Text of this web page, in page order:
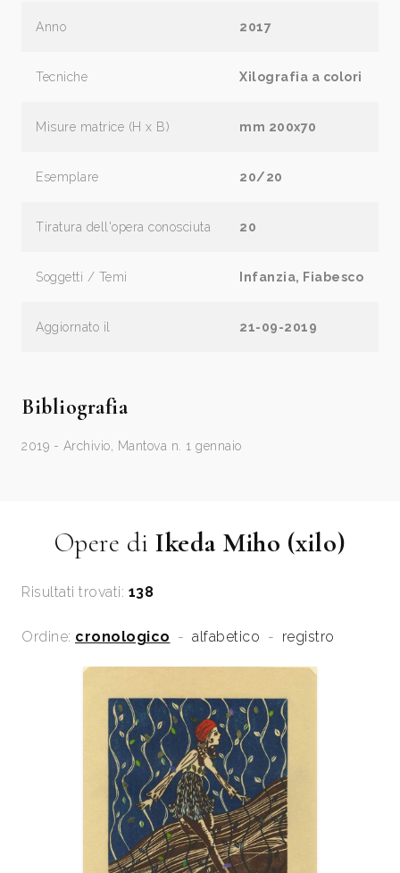
Anno 2017
Tecniche Xilografia a colori
Misure matrice (H x B) mm 200x70
Esemplare 20/20
Tiratura dell'opera conosciuta 20
Soggetti / Temi Infanzia, Fiabesco
Aggiornato il 21-09-2019
Bibliografia
2019 - Archivio, Mantova n. 1 gennaio
Opere di Ikeda Miho (xilo)
Risultati trovati: 138
Ordine: cronologico - alfabetico - registro